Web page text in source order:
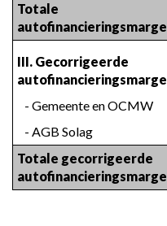
Totale
autofinancieringsmarge
III. Gecorrigeerde
autofinancieringsmarge
   - Gemeente en OCMW
   - AGB Solag
Totale gecorrigeerde
autofinancieringsmarge